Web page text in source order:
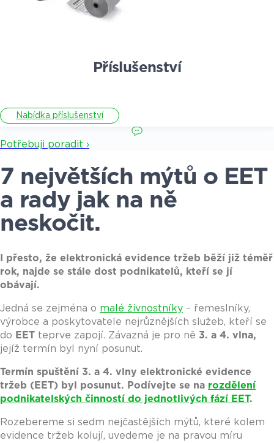
Příslušenství
Nabídka příslušenství
Potřebuji poradit ›
7 největších mýtů o EET
a rady jak na ně
neskočit.
I přesto, že elektronická evidence tržeb běží již téměř
rok, najde se stále dost podnikatelů, kteří se jí
obávají.
Jedná se zejména o malé živnostníky – řemeslníky,
výrobce a poskytovatele nejrůznějších služeb, kteří se
do EET teprve zapojí. Závazná je pro ně 3. a 4. vlna,
jejíž termín byl nyní posunut.
Termín spuštění 3. a 4. vlny elektronické evidence
tržeb (EET) byl posunut. Podívejte se na rozdělení
podnikatelských činností do jednotlivých fází EET.
Rozebereme si sedm nejčastějších mýtů, které kolem
evidence tržeb kolují, uvedeme je na pravou míru